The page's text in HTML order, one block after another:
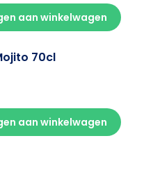
aan winkelwagen
70cl
aan winkelwagen